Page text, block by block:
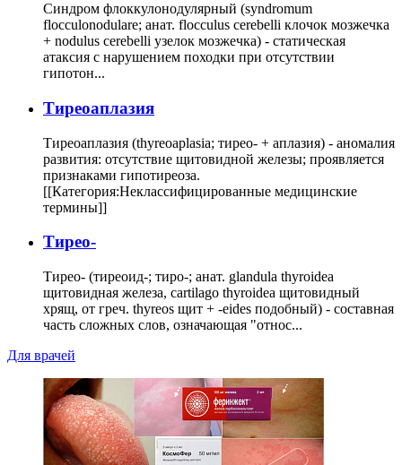
Синдром флоккулонодулярный (syndromum
flocculonodulare; анат. flocculus cerebelli клочок мозжечка
+ nodulus cerebelli узелок мозжечка) - статическая
атаксия с нарушением походки при отсутствии
гипотон...
Тиреоаплазия
Тиреоаплазия (thyreoaplasia; тирео- + аплазия) - аномалия
развития: отсутствие щитовидной железы; проявляется
признаками гипотиреоза.
[[Категория:Неклассифицированные медицинские
термины]]
Тирео-
Тирео- (тиреоид-; тиро-; анат. glandula thyroidea
щитовидная железа, cartilago thyroidea щитовидный
хрящ, от греч. thyreos щит + -eides подобный) - составная
часть сложных слов, означающая "относ...
Для врачей